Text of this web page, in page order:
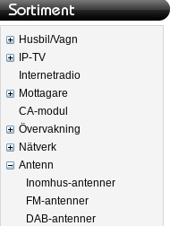
Husbil/Vagn
IP-TV
Internetradio
Mottagare
CA-modul
Övervakning
Nätverk
Antenn
Inomhus-antenner
FM-antenner
DAB-antenner